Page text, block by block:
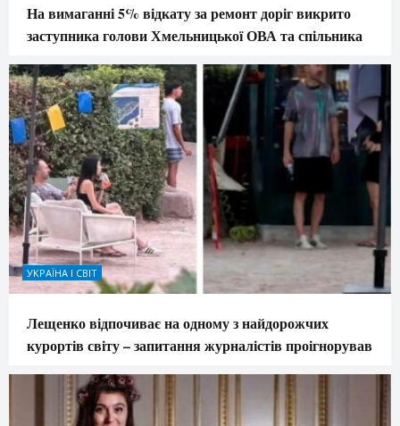
На вимаганні 5% відкату за ремонт доріг викрито
заступника голови Хмельницької ОВА та спільника
УКРАЇНА І СВІТ
Лещенко відпочиває на одному з найдорожчих
курортів світу – запитання журналістів проігнорував